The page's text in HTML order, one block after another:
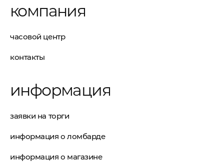
компания
часовой центр
контакты
информация
заявки на торги
информация о ломбарде
информация о магазине